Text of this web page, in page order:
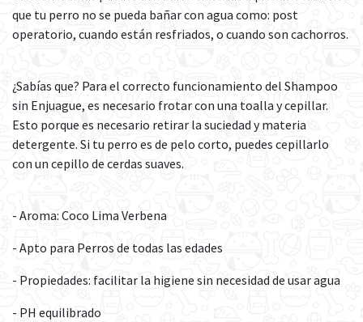
que tu perro no se pueda bañar con agua como: post
operatorio, cuando están resfriados, o cuando son cachorros.
¿Sabías que? Para el correcto funcionamiento del Shampoo
sin Enjuague, es necesario frotar con una toalla y cepillar.
Esto porque es necesario retirar la suciedad y materia
detergente. Si tu perro es de pelo corto, puedes cepillarlo
con un cepillo de cerdas suaves.
- Aroma: Coco Lima Verbena
- Apto para Perros de todas las edades
- Propiedades: facilitar la higiene sin necesidad de usar agua
- PH equilibrado